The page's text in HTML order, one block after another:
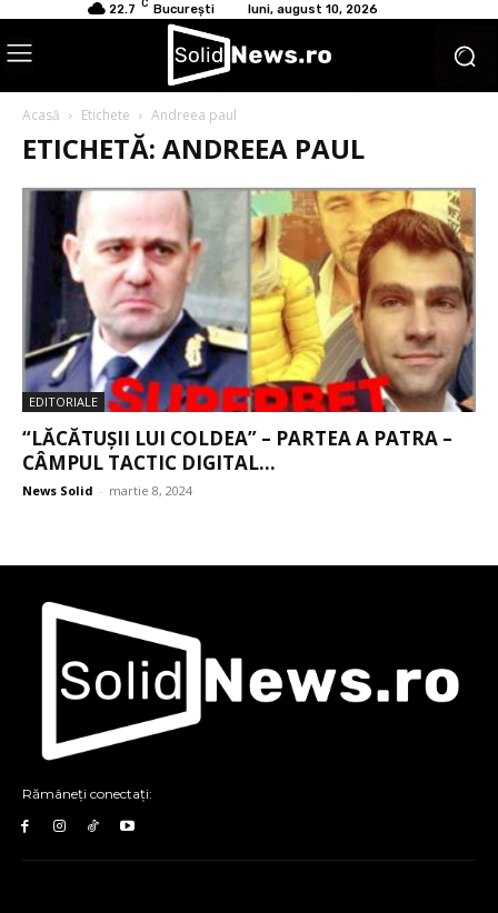
22.7 C București luni, august 10, 2026
Acasă Etichete Andreea paul
ETICHETĂ: ANDREEA PAUL
EDITORIALE
“LĂCĂTUȘII LUI COLDEA” – PARTEA A PATRA –
CÂMPUL TACTIC DIGITAL...
News Solid - martie 8, 2024
Rămâneți conectați: